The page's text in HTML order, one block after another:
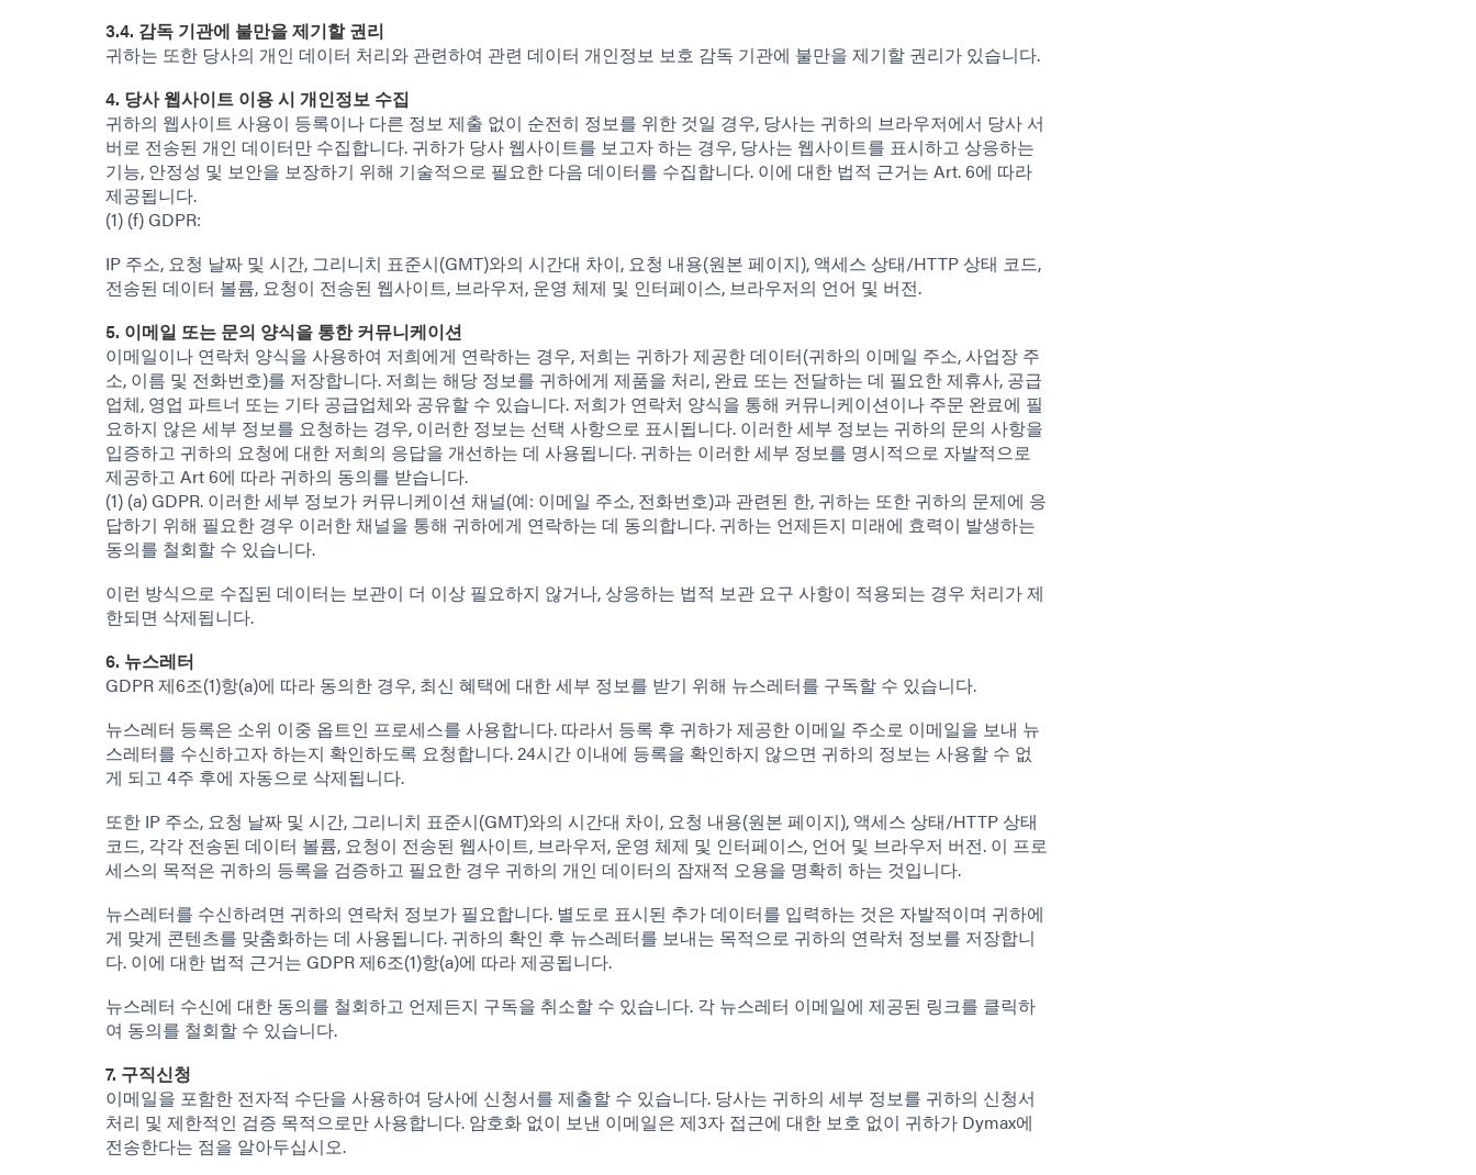
3.4. 감독 기관에 불만을 제기할 권리
귀하는 또한 당사의 개인 데이터 처리와 관련하여 관련 데이터 개인정보 보호 감독 기관에 불만을 제기할 권리가 있습니다.
4. 당사 웹사이트 이용 시 개인정보 수집
귀하의 웹사이트 사용이 등록이나 다른 정보 제출 없이 순전히 정보를 위한 것일 경우, 당사는 귀하의 브라우저에서 당사 서
버로 전송된 개인 데이터만 수집합니다. 귀하가 당사 웹사이트를 보고자 하는 경우, 당사는 웹사이트를 표시하고 상응하는
기능, 안정성 및 보안을 보장하기 위해 기술적으로 필요한 다음 데이터를 수집합니다. 이에 대한 법적 근거는 Art. 6에 따라
제공됩니다.
(1) (f) GDPR:
IP 주소, 요청 날짜 및 시간, 그리니치 표준시(GMT)와의 시간대 차이, 요청 내용(원본 페이지), 액세스 상태/HTTP 상태 코드,
전송된 데이터 볼륨, 요청이 전송된 웹사이트, 브라우저, 운영 체제 및 인터페이스, 브라우저의 언어 및 버전.
5. 이메일 또는 문의 양식을 통한 커뮤니케이션
이메일이나 연락처 양식을 사용하여 저희에게 연락하는 경우, 저희는 귀하가 제공한 데이터(귀하의 이메일 주소, 사업장 주
소, 이름 및 전화번호)를 저장합니다. 저희는 해당 정보를 귀하에게 제품을 처리, 완료 또는 전달하는 데 필요한 제휴사, 공급
업체, 영업 파트너 또는 기타 공급업체와 공유할 수 있습니다. 저희가 연락처 양식을 통해 커뮤니케이션이나 주문 완료에 필
요하지 않은 세부 정보를 요청하는 경우, 이러한 정보는 선택 사항으로 표시됩니다. 이러한 세부 정보는 귀하의 문의 사항을
입증하고 귀하의 요청에 대한 저희의 응답을 개선하는 데 사용됩니다. 귀하는 이러한 세부 정보를 명시적으로 자발적으로
제공하고 Art 6에 따라 귀하의 동의를 받습니다.
(1) (a) GDPR. 이러한 세부 정보가 커뮤니케이션 채널(예: 이메일 주소, 전화번호)과 관련된 한, 귀하는 또한 귀하의 문제에 응
답하기 위해 필요한 경우 이러한 채널을 통해 귀하에게 연락하는 데 동의합니다. 귀하는 언제든지 미래에 효력이 발생하는
동의를 철회할 수 있습니다.
이런 방식으로 수집된 데이터는 보관이 더 이상 필요하지 않거나, 상응하는 법적 보관 요구 사항이 적용되는 경우 처리가 제
한되면 삭제됩니다.
6. 뉴스레터
GDPR 제6조(1)항(a)에 따라 동의한 경우, 최신 혜택에 대한 세부 정보를 받기 위해 뉴스레터를 구독할 수 있습니다.
뉴스레터 등록은 소위 이중 옵트인 프로세스를 사용합니다. 따라서 등록 후 귀하가 제공한 이메일 주소로 이메일을 보내 뉴
스레터를 수신하고자 하는지 확인하도록 요청합니다. 24시간 이내에 등록을 확인하지 않으면 귀하의 정보는 사용할 수 없
게 되고 4주 후에 자동으로 삭제됩니다.
또한 IP 주소, 요청 날짜 및 시간, 그리니치 표준시(GMT)와의 시간대 차이, 요청 내용(원본 페이지), 액세스 상태/HTTP 상태
코드, 각각 전송된 데이터 볼륨, 요청이 전송된 웹사이트, 브라우저, 운영 체제 및 인터페이스, 언어 및 브라우저 버전. 이 프로
세스의 목적은 귀하의 등록을 검증하고 필요한 경우 귀하의 개인 데이터의 잠재적 오용을 명확히 하는 것입니다.
뉴스레터를 수신하려면 귀하의 연락처 정보가 필요합니다. 별도로 표시된 추가 데이터를 입력하는 것은 자발적이며 귀하에
게 맞게 콘텐츠를 맞춤화하는 데 사용됩니다. 귀하의 확인 후 뉴스레터를 보내는 목적으로 귀하의 연락처 정보를 저장합니
다. 이에 대한 법적 근거는 GDPR 제6조(1)항(a)에 따라 제공됩니다.
뉴스레터 수신에 대한 동의를 철회하고 언제든지 구독을 취소할 수 있습니다. 각 뉴스레터 이메일에 제공된 링크를 클릭하
여 동의를 철회할 수 있습니다.
7. 구직신청
이메일을 포함한 전자적 수단을 사용하여 당사에 신청서를 제출할 수 있습니다. 당사는 귀하의 세부 정보를 귀하의 신청서
처리 및 제한적인 검증 목적으로만 사용합니다. 암호화 없이 보낸 이메일은 제3자 접근에 대한 보호 없이 귀하가 Dymax에
전송한다는 점을 알아두십시오.